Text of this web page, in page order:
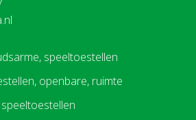
speeltoestellen
openbare, ruimte